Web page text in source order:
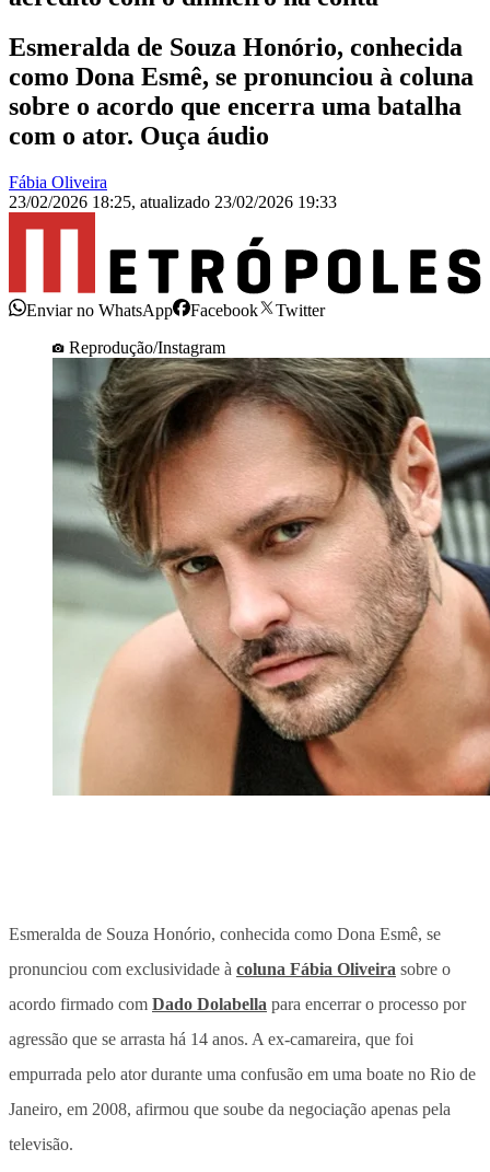
Esmeralda de Souza Honório, conhecida
como Dona Esmê, se pronunciou à coluna
sobre o acordo que encerra uma batalha
com o ator. Ouça áudio
Fábia Oliveira
23/02/2026 18:25, atualizado 23/02/2026 19:33
Enviar no WhatsApp Facebook
Twitter
Reprodução/Instagram
Esmeralda de Souza Honório, conhecida como Dona Esmê, se
pronunciou com exclusividade à coluna Fábia Oliveira sobre o
acordo firmado com Dado Dolabella para encerrar o processo por
agressão que se arrasta há 14 anos. A ex-camareira, que foi
empurrada pelo ator durante uma confusão em uma boate no Rio de
Janeiro, em 2008, afirmou que soube da negociação apenas pela
televisão.